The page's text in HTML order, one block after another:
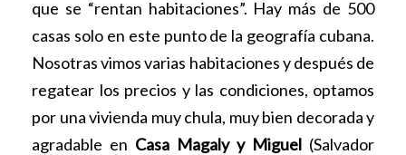
que se “rentan habitaciones”. Hay más de 500
casas solo en este punto de la geografía cubana.
Nosotras vimos varias habitaciones y después de
regatear los precios y las condiciones, optamos
por una vivienda muy chula, muy bien decorada y
agradable en Casa Magaly y Miguel (Salvador